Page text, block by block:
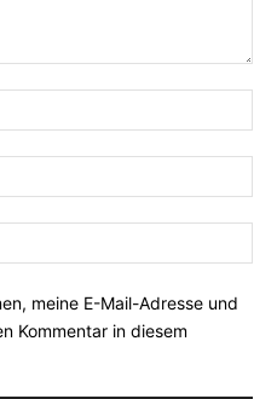
meine E-Mail-Adresse und
Kommentar in diesem